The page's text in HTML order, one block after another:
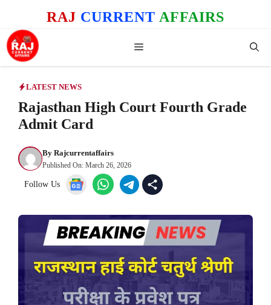
content
RAJ CURRENT AFFAIRS
Menu
LATEST NEWS
Rajasthan High Court Fourth Grade
Admit Card
By Rajcurrentaffairs
Published On: March 26, 2026
Follow Us